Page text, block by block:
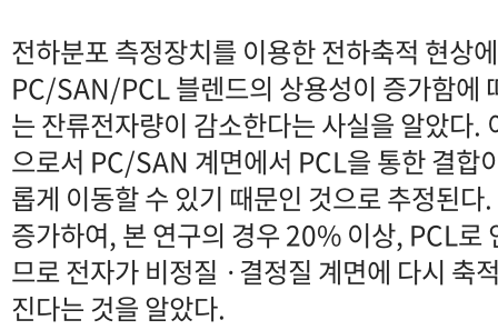
전하분포 측정장치를 이용한 전하축적 현상
PC/SAN/PCL 블렌드의 상용성이 증가함에
는 잔류전자량이 감소한다는 사실을 알았다.
으로서 PC/SAN 계면에서 PCL을 통한 결합
롭게 이동할 수 있기 때문인 것으로 추정된
증가하여, 본 연구의 경우 20% 이상, PCL로
므로 전자가 비정질 ·결정질 계면에 다시 축
진다는 것을 알았다.